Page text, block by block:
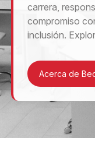
carrera,
compromiso
inclusión.
Acerca de